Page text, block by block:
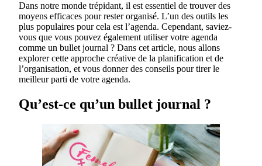
Dans notre monde trépidant, il est essentiel de trouver des
moyens efficaces pour rester organisé. L’un des outils les
plus populaires pour cela est l’agenda. Cependant, saviez-
vous que vous pouvez également utiliser votre agenda
comme un bullet journal ? Dans cet article, nous allons
explorer cette approche créative de la planification et de
l’organisation, et vous donner des conseils pour tirer le
meilleur parti de votre agenda.
Qu’est-ce qu’un bullet journal ?